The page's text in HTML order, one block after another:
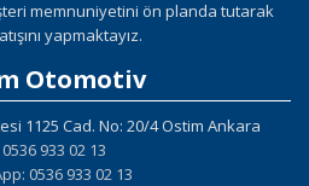
memnuniyetini ön planda tutarak
yapmaktayız.
Otomotiv
1125 Cad. No: 20/4 Ostim Ankara
0536 933 02 13
0536 933 02 13